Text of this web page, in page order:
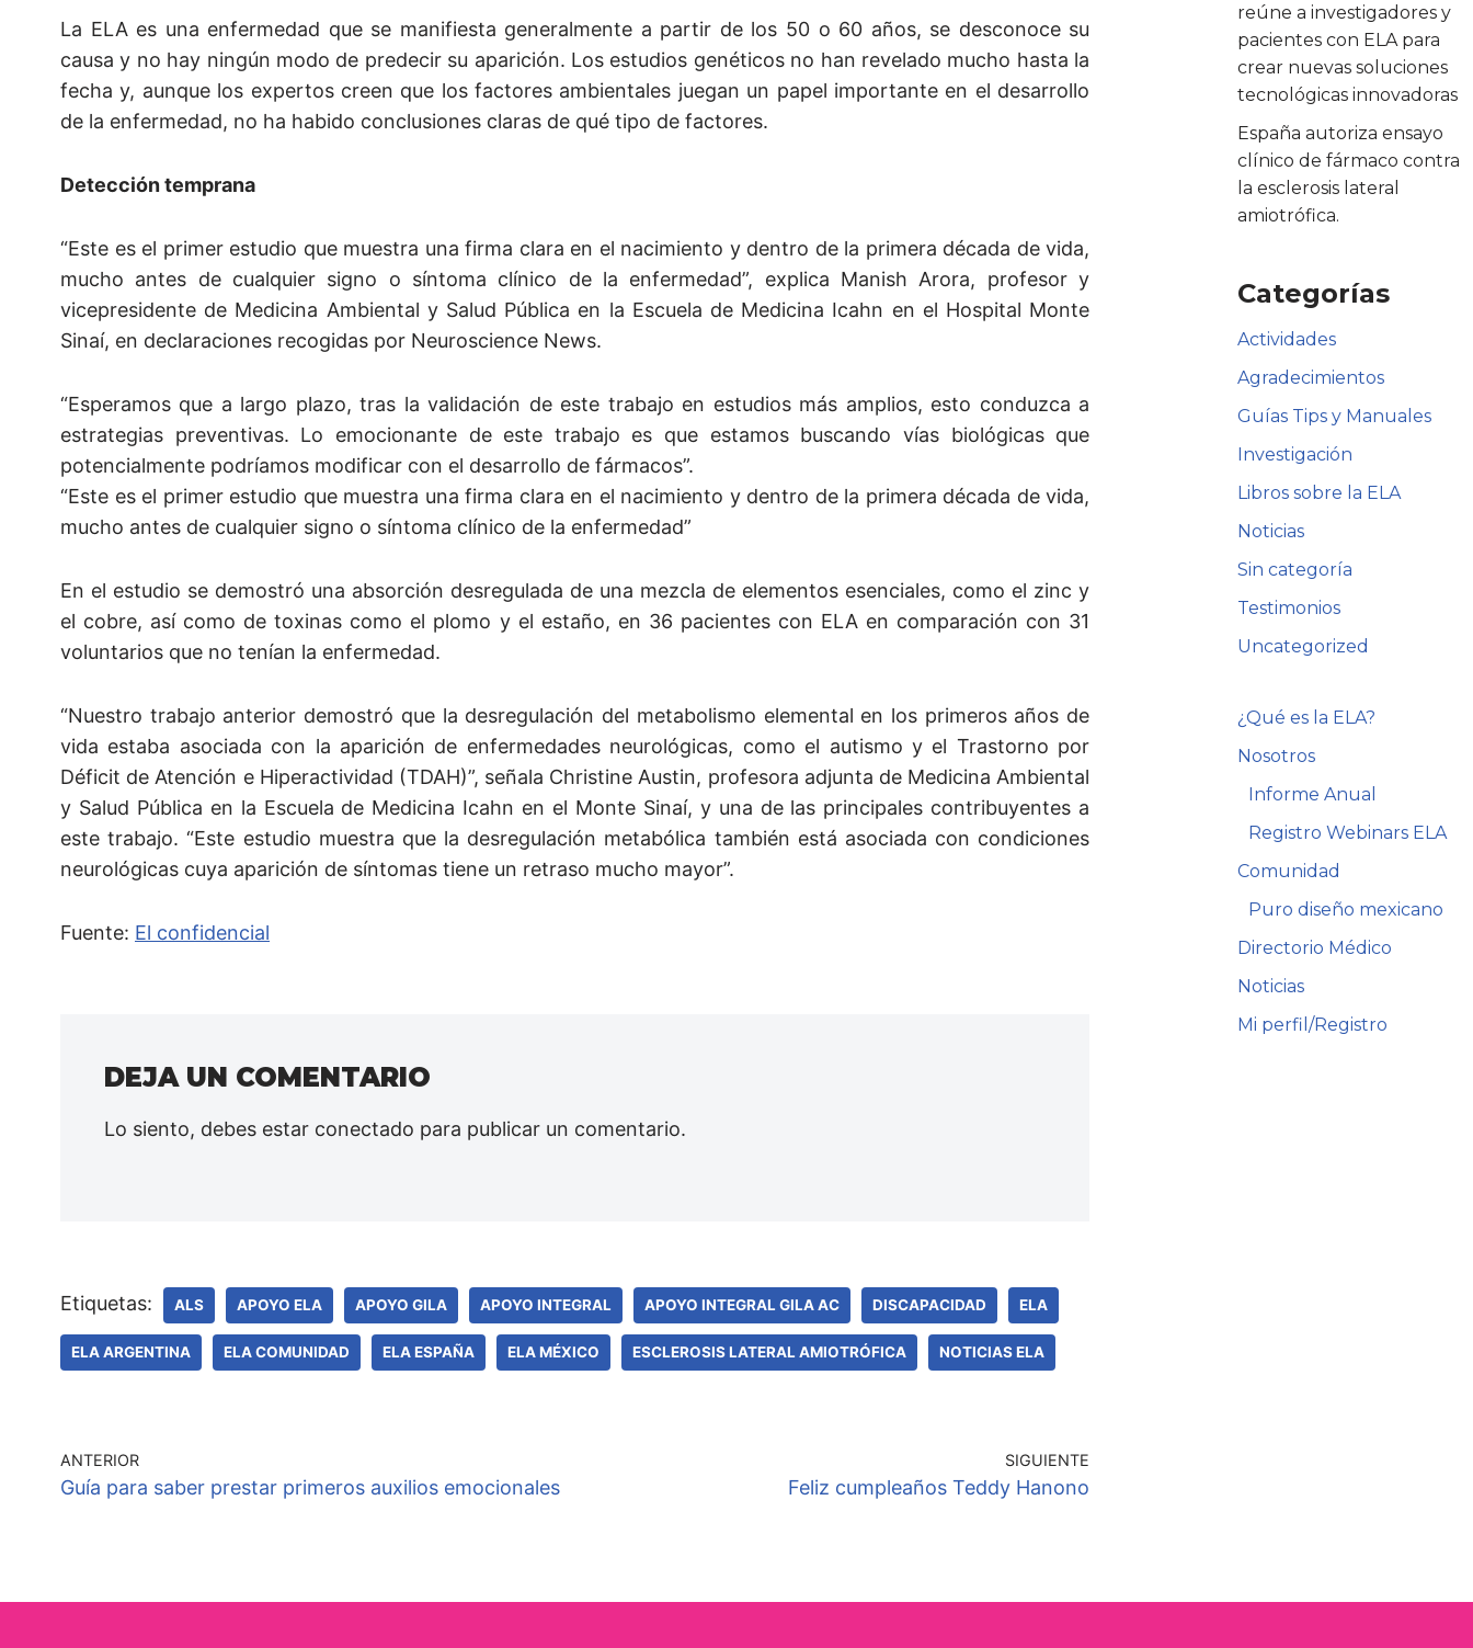
La ELA es una enfermedad que se manifiesta generalmente a partir de los 50 o 60 años, se desconoce su
causa y no hay ningún modo de predecir su aparición. Los estudios genéticos no han revelado mucho hasta la
fecha y, aunque los expertos creen que los factores ambientales juegan un papel importante en el desarrollo
de la enfermedad, no ha habido conclusiones claras de qué tipo de factores.
Detección temprana
“Este es el primer estudio que muestra una firma clara en el nacimiento y dentro de la primera década de vida,
mucho antes de cualquier signo o síntoma clínico de la enfermedad”, explica Manish Arora, profesor y
vicepresidente de Medicina Ambiental y Salud Pública en la Escuela de Medicina Icahn en el Hospital Monte
Sinaí, en declaraciones recogidas por Neuroscience News.
“Esperamos que a largo plazo, tras la validación de este trabajo en estudios más amplios, esto conduzca a
estrategias preventivas. Lo emocionante de este trabajo es que estamos buscando vías biológicas que
potencialmente podríamos modificar con el desarrollo de fármacos”.
“Este es el primer estudio que muestra una firma clara en el nacimiento y dentro de la primera década de vida,
mucho antes de cualquier signo o síntoma clínico de la enfermedad”
En el estudio se demostró una absorción desregulada de una mezcla de elementos esenciales, como el zinc y
el cobre, así como de toxinas como el plomo y el estaño, en 36 pacientes con ELA en comparación con 31
voluntarios que no tenían la enfermedad.
“Nuestro trabajo anterior demostró que la desregulación del metabolismo elemental en los primeros años de
vida estaba asociada con la aparición de enfermedades neurológicas, como el autismo y el Trastorno por
Déficit de Atención e Hiperactividad (TDAH)”, señala Christine Austin, profesora adjunta de Medicina Ambiental
y Salud Pública en la Escuela de Medicina Icahn en el Monte Sinaí, y una de las principales contribuyentes a
este trabajo. “Este estudio muestra que la desregulación metabólica también está asociada con condiciones
neurológicas cuya aparición de síntomas tiene un retraso mucho mayor”.
Fuente: El confidencial
DEJA UN COMENTARIO
Lo siento, debes estar conectado para publicar un comentario.
Etiquetas: ALS APOYO ELA APOYO GILA APOYO INTEGRAL APOYO INTEGRAL GILA AC DISCAPACIDAD ELA
ELA ARGENTINA ELA COMUNIDAD ELA ESPAÑA ELA MÉXICO ESCLEROSIS LATERAL AMIOTRÓFICA NOTICIAS ELA
ANTERIOR
Guía para saber prestar primeros auxilios emocionales
SIGUIENTE
Feliz cumpleaños Teddy Hanono
reúne a investigadores y
pacientes con ELA para
crear nuevas soluciones
tecnológicas innovadoras
España autoriza ensayo
clínico de fármaco contra
la esclerosis lateral
amiotrófica.
Categorías
Actividades
Agradecimientos
Guías Tips y Manuales
Investigación
Libros sobre la ELA
Noticias
Sin categoría
Testimonios
Uncategorized
¿Qué es la ELA?
Nosotros
Informe Anual
Registro Webinars ELA
Comunidad
Puro diseño mexicano
Directorio Médico
Noticias
Mi perfil/Registro